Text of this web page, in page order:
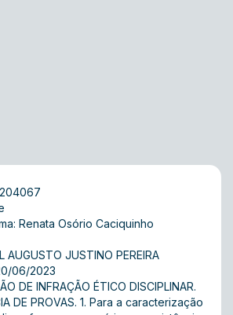
Renata Osório Caciquinho
AUGUSTO JUSTINO PEREIRA
06/2023
DE INFRAÇÃO ÉTICO DISCIPLINAR.
DE PROVAS. 1. Para a caracterização